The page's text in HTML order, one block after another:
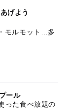
げよう
モルモット…多
ール
った食べ放題の